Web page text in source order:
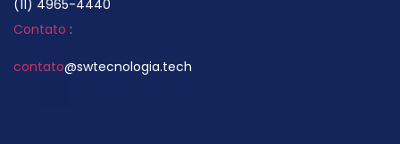
(11) 4965-4440
Contato :
contato@swtecnologia.tech